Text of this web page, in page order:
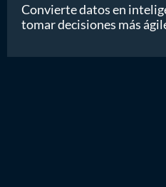
Convierte datos en
tomar decisiones más